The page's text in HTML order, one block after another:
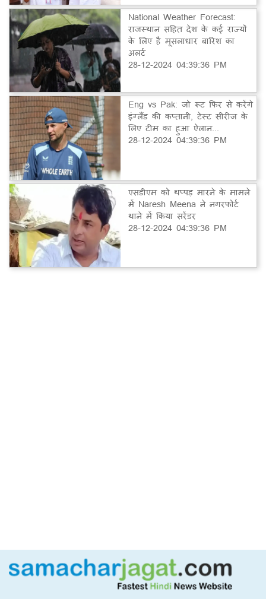
National Weather Forecast:
राजस्थान सहित देश के कई राज्यों
के लिए है मूसलाधार बारिश का
अलर्ट
28-12-2024 04:39:36 PM
Eng vs Pak: जो रूट फिर से करेंगे
इंग्लैंड की कप्तानी, टेस्ट सीरीज के
लिए टीम का हुआ ऐलान...
28-12-2024 04:39:36 PM
एसडीएम को थप्पड़ मारने के मामले
में Naresh Meena ने नगरफोर्ट
थाने में किया सरेंडर
28-12-2024 04:39:36 PM